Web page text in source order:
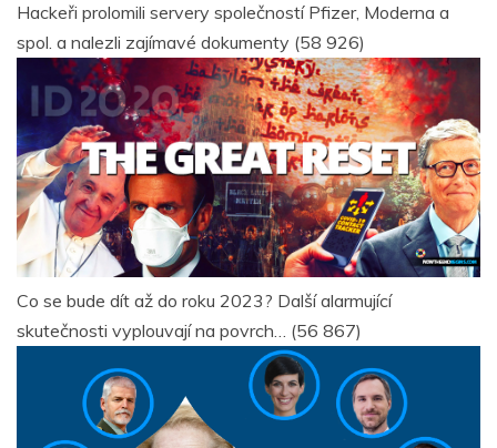
Hackeři prolomili servery společností Pfizer, Moderna a
spol. a nalezli zajímavé dokumenty (58 926)
Co se bude dít až do roku 2023? Další alarmující
skutečnosti vyplouvají na povrch… (56 867)